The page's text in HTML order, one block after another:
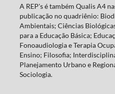
A REP's é também Qualis A4
publicação no quadriênio:
Ambientais; Ciências
para a Educação Básica;
Fonoaudiologia e Terapia
Ensino; Filosofia;
Planejamento Urbano e
Sociologia.